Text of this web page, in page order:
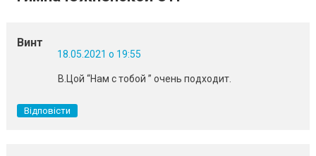
Винт
18.05.2021 о 19:55
В.Цой “Нам с тобой ” очень подходит.
Відповісти